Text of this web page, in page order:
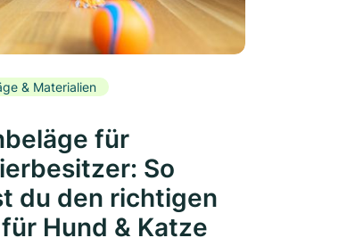
& Materialien
für
So
du den richtigen
Hund & Katze